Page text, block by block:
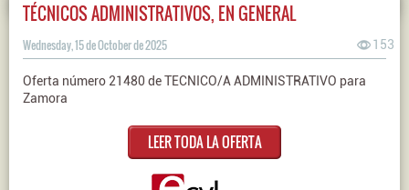
TÉCNICOS ADMINISTRATIVOS, EN GENERAL
Wednesday, 15 de October de 2025 153
Oferta número 21480 de TECNICO/A ADMINISTRATIVO para
Zamora
LEER TODA LA OFERTA